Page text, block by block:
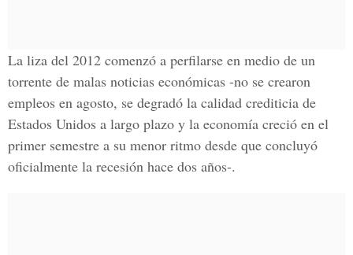
La liza del 2012 comenzó a perfilarse en medio de un
torrente de malas noticias económicas -no se crearon
empleos en agosto, se degradó la calidad crediticia de
Estados Unidos a largo plazo y la economía creció en el
primer semestre a su menor ritmo desde que concluyó
oficialmente la recesión hace dos años-.